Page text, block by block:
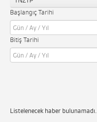
Başlangıç Tarihi
Bitiş Tarihi
Listelenecek haber bulunamadı.